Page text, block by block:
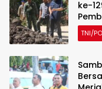
ke-
TNI/